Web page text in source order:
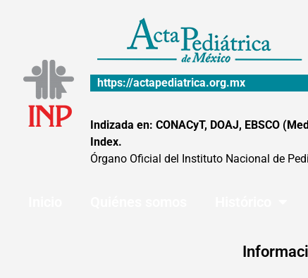
https://actapediatrica.org.mx
Indizada en: CONACyT, DOAJ, EBSCO
Index.
Órgano Oficial del Instituto Nacional de